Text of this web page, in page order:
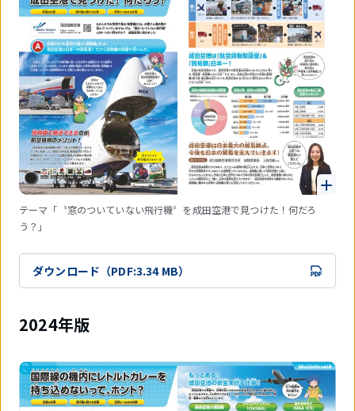
テーマ「〝窓のついていない飛行機〞を成田空港で見つけた！何だろ
う？」
ダウンロード（PDF:3.34 MB）
2024年版